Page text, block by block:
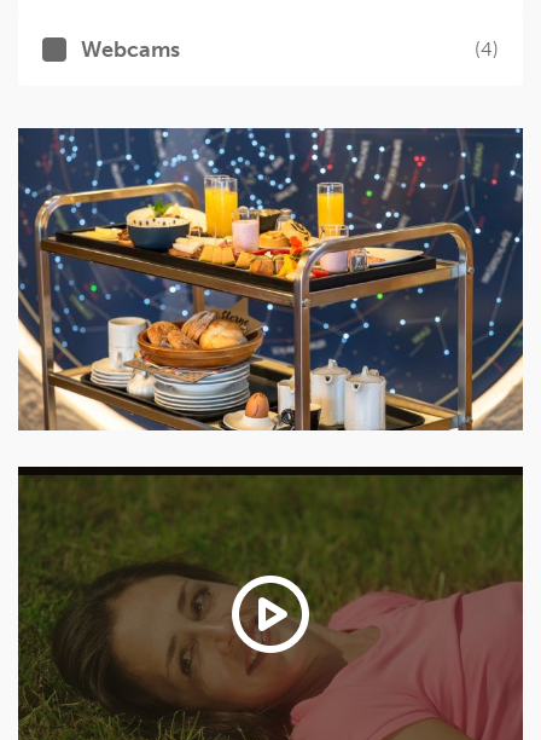
Webcams (4)